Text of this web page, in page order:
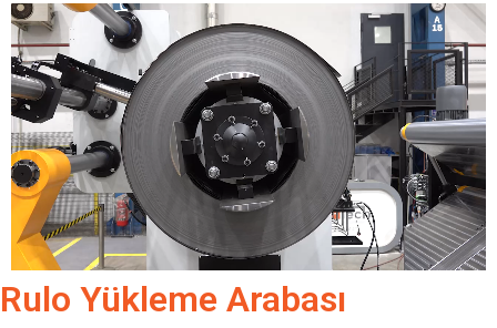
Rulo Yükleme Arabası